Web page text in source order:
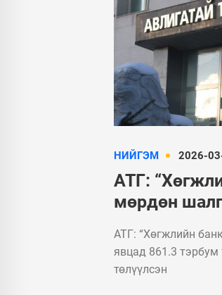
НИЙГЭМ 2026-
АТГ:
мөрдөн
нөхөн
АТГ: “Хөгжлийн
явцад 861.3 тэрбум
төлүүлсэн
УЛС ТӨР
Монгол
ээжүүдэд
одон